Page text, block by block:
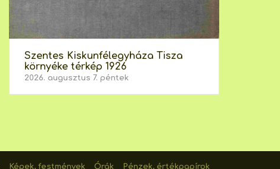
Szentes Kiskunfélegyháza Tisza
környéke térkép 1926
2026. augusztus 7. péntek
Képek, festmények Órák Pénzek, értékpapírok